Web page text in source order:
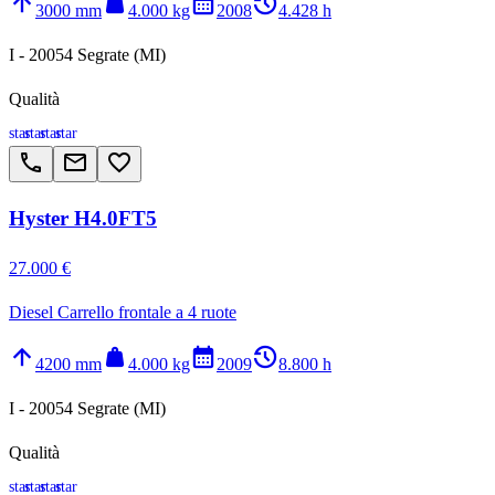
3000 mm 4.000 kg 2008 4.428 h
I - 20054 Segrate (MI)
Qualità
starstarstarstar
call email favorite_border
Hyster H4.0FT5
27.000 €
Diesel Carrello frontale a 4 ruote
arrow_upward 4200 mm weight 4.000 kgcalendar_month2009history_28.800 h
I - 20054 Segrate (MI)
Qualità
starstarstarstar